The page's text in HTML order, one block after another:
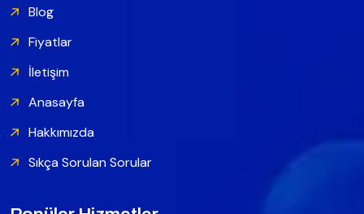
Blog
Fiyatlar
İletişim
Anasayfa
Hakkımızda
Sıkça Sorulan Sorular